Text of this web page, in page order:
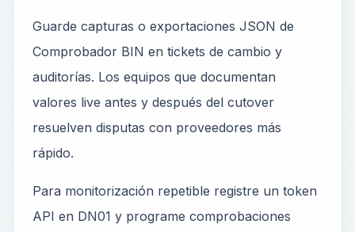
Guarde capturas o exportaciones JSON de
Comprobador BIN en tickets de cambio y
auditorías. Los equipos que documentan
valores live antes y después del cutover
resuelven disputas con proveedores más
rápido.
Para monitorización repetible registre un token
API en DN01 y programe comprobaciones